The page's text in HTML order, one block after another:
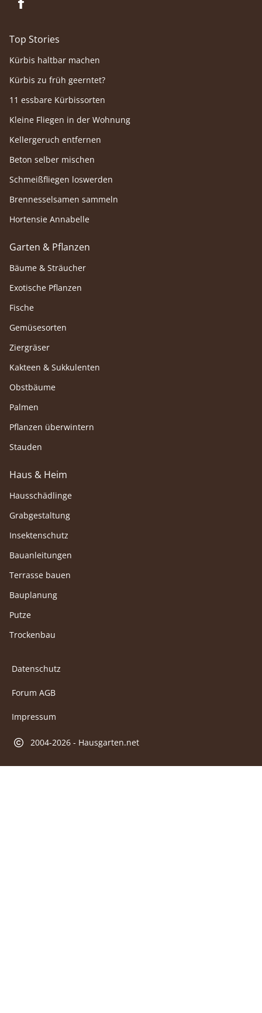
Top Stories
Kürbis haltbar machen
Kürbis zu früh geerntet?
11 essbare Kürbissorten
Kleine Fliegen in der Wohnung
Kellergeruch entfernen
Beton selber mischen
Schmeißfliegen loswerden
Brennesselsamen sammeln
Hortensie Annabelle
Garten & Pflanzen
Bäume & Sträucher
Exotische Pflanzen
Fische
Gemüsesorten
Ziergräser
Kakteen & Sukkulenten
Obstbäume
Palmen
Pflanzen überwintern
Stauden
Haus & Heim
Hausschädlinge
Grabgestaltung
Insektenschutz
Bauanleitungen
Terrasse bauen
Bauplanung
Putze
Trockenbau
Datenschutz
Forum AGB
Impressum
2004-2026 - Hausgarten.net